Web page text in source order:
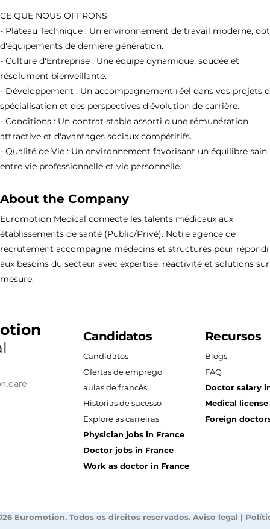
CE QUE NOUS OFFRONS
- Plateau Technique : Un environnement de travail moderne,
d'équipements de dernière génération.
- Culture d'Entreprise : Une équipe dynamique, soudée et
résolument bienveillante.
- Développement : Un accompagnement réel dans vos projets
spécialisation et des perspectives d'évolution de carrière.
- Conditions : Un contrat stable assorti d'une rémunération
attractive et d'avantages sociaux compétitifs.
- Qualité de Vie : Un environnement favorisant un équilibre sain
entre vie professionnelle et vie personnelle.
About the Company
Euromotion Medical connecte les talents médicaux aux
établissements de santé (Public/Privé). Notre agence de
recrutement accompagne médecins et structures pour
aux besoins du secteur avec expertise, réactivité et solutions sur
mesure.
Candidatos
Candidatos
Ofertas de emprego
aulas de francês
Histórias de sucesso
Explore as carreiras
Physician jobs in France
Doctor jobs in France
Work as doctor in France
Recursos
Blogs
FAQ
Doctor salary
Medical
Foreign
Euromotion. Todos os direitos reservados. Aviso legal |